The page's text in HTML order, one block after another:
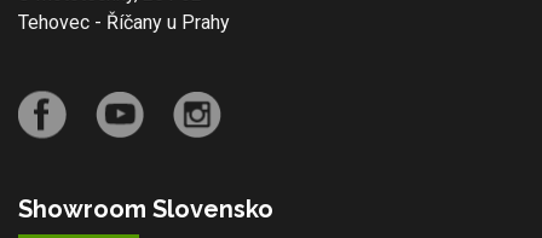
Tehovec - Říčany u Prahy
Showroom Slovensko